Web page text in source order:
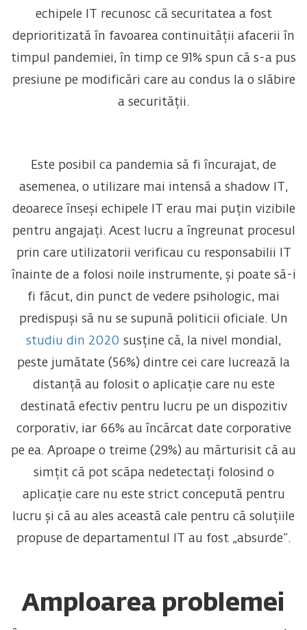
echipele IT recunosc că securitatea a fost
deprioritizată în favoarea continuității afacerii în
timpul pandemiei, în timp ce 91% spun că s-a pus
presiune pe modificări care au condus la o slăbire
a securității.
Este posibil ca pandemia să fi încurajat, de
asemenea, o utilizare mai intensă a shadow IT,
deoarece înseși echipele IT erau mai puțin vizibile
pentru angajați. Acest lucru a îngreunat procesul
prin care utilizatorii verificau cu responsabilii IT
înainte de a folosi noile instrumente, și poate să-i
fi făcut, din punct de vedere psihologic, mai
predispuși să nu se supună politicii oficiale. Un
studiu din 2020 susține că, la nivel mondial,
peste jumătate (56%) dintre cei care lucrează la
distanță au folosit o aplicație care nu este
destinată efectiv pentru lucru pe un dispozitiv
corporativ, iar 66% au încărcat date corporative
pe ea. Aproape o treime (29%) au mărturisit că au
simțit că pot scăpa nedetectați folosind o
aplicație care nu este strict concepută pentru
lucru și că au ales această cale pentru că soluțiile
propuse de departamentul IT au fost „absurde”.
Amploarea problemei